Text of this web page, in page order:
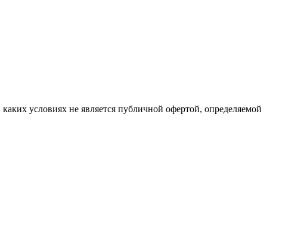
условиях не является публичной офертой, определяемой